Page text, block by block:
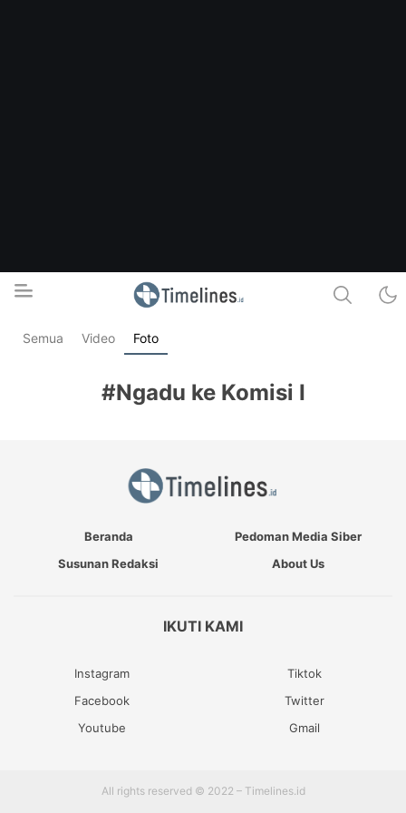
Timelines.id
Media Literasi, Sejarah & Budaya
Semua Video Foto
#Ngadu ke Komisi I
Beranda
Pedoman Media Siber
Susunan Redaksi
About Us
IKUTI KAMI
Instagram
Tiktok
Facebook
Twitter
Youtube
Gmail
All rights reserved © 2022 – Timelines.id